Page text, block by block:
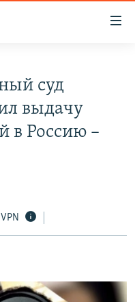
суд
выдачу
в Россию –